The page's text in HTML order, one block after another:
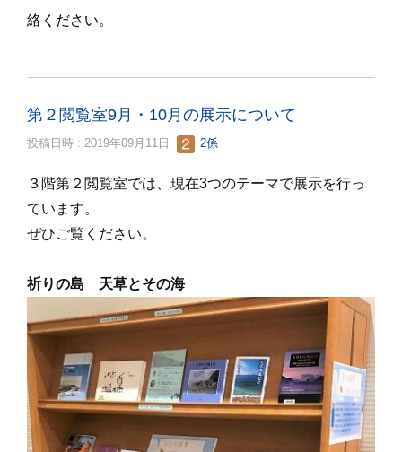
絡ください。
第２閲覧室9月・10月の展示について
投稿日時 : 2019年09月11日 2係
３階第２閲覧室では、現在3つのテーマで展示を行っ
ています。
ぜひご覧ください。
祈りの島 天草とその海